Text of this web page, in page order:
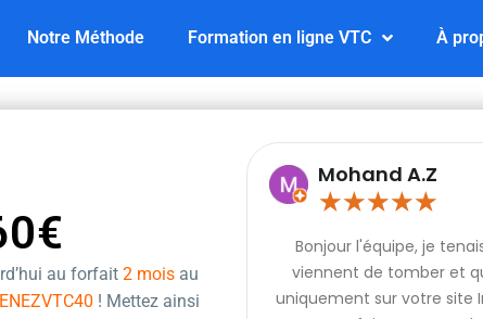
Notre Méthode Formation en ligne VTC À
au forfait 2 mois au
! Mettez ainsi
Mohand A.Z
★★★★★
Bonjour l'équipe, je
viennent de tomber et
uniquement sur votre site